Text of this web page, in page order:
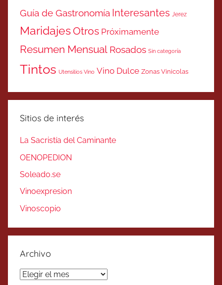
Guía de Gastronomía Interesantes Jerez
MaridajesOtros Próximamente
Resumen Mensual Rosados Sin categoría
Tintos Utensilios Vino Vino Dulce Zonas Vinicolas
Sitios de interés
La Sacristía del Caminante
OENOPEDION
Soleado.se
Vinoexpresion
Vinoscopio
Archivo
Archivo